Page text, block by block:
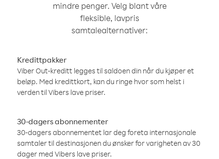
mindre penger. Velg blant våre
fleksible, lavpris
samtalealternativer:
Kredittpakker
Viber Out-kreditt legges til saldoen din når du kjøper et
beløp. Med kredittkort, kan du ringe hvor som helst i
verden til Vibers lave priser.
30-dagers abonnementer
30-dagers abonnementet lar deg foreta internasjonale
samtaler til destinasjonen du ønsker for varigheten av 30
dager med Vibers lave priser.